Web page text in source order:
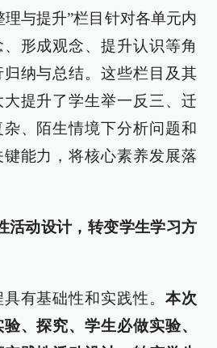
与提升”栏目针对各单元内
形成观念、提升认识等角
纳与总结。这些栏目及其
提升了学生举一反三、迁
、陌生情境下分析问题和
能力，将核心素养发展落
活动设计，转变学生学习方
具有基础性和实践性。本次
、探究、学生必做实验、